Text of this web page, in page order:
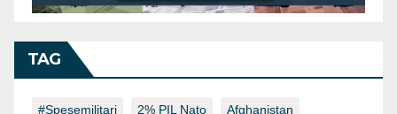
TAG
#spesemilitari 2% PIL Nato Afghanistan